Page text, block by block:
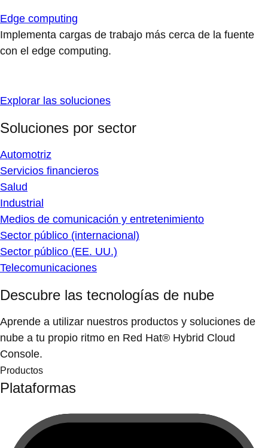
Edge computing
Implementa cargas de trabajo más cerca de la fuente
con el edge computing.
Explorar las soluciones
Soluciones por sector
Automotriz
Servicios financieros
Salud
Industrial
Medios de comunicación y entretenimiento
Sector público (internacional)
Sector público (EE. UU.)
Telecomunicaciones
Descubre las tecnologías de nube
Aprende a utilizar nuestros productos y soluciones de
nube a tu propio ritmo en Red Hat® Hybrid Cloud
Console.
Productos
Plataformas